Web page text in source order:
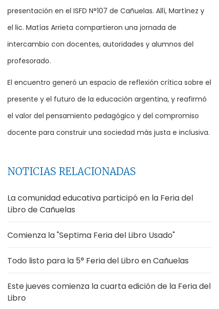
presentación en el ISFD N°107 de Cañuelas. Allí, Martínez y
el lic. Matías Arrieta compartieron una jornada de
intercambio con docentes, autoridades y alumnos del
profesorado.
El encuentro generó un espacio de reflexión crítica sobre el
presente y el futuro de la educación argentina, y reafirmó
el valor del pensamiento pedagógico y del compromiso
docente para construir una sociedad más justa e inclusiva.
NOTICIAS RELACIONADAS
La comunidad educativa participó en la Feria del
Libro de Cañuelas
Comienza la "Septima Feria del Libro Usado"
Todo listo para la 5° Feria del Libro en Cañuelas
Este jueves comienza la cuarta edición de la Feria del
Libro